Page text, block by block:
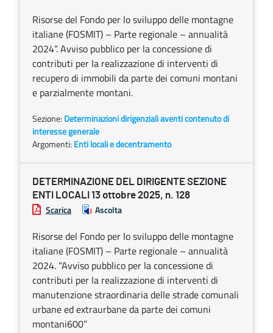
Risorse del Fondo per lo sviluppo delle montagne
italiane (FOSMIT) – Parte regionale – annualità
2024”. Avviso pubblico per la concessione di
contributi per la realizzazione di interventi di
recupero di immobili da parte dei comuni montani
e parzialmente montani.
Sezione: Determinazioni dirigenziali aventi contenuto di
interesse generale
Argomenti: Enti locali e decentramento
DETERMINAZIONE DEL DIRIGENTE SEZIONE
ENTI LOCALI 13 ottobre 2025, n. 128
Scarica Ascolta
Risorse del Fondo per lo sviluppo delle montagne
italiane (FOSMIT) – Parte regionale – annualità
2024. “Avviso pubblico per la concessione di
contributi per la realizzazione di interventi di
manutenzione straordinaria delle strade comunali
urbane ed extraurbane da parte dei comuni
montani600”